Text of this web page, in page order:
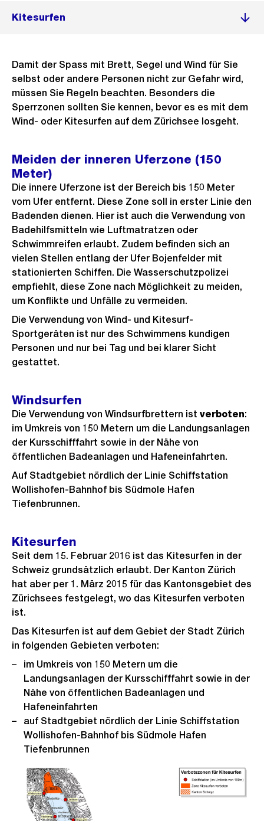
Kitesurfen
Damit der Spass mit Brett, Segel und Wind für Sie
selbst oder andere Personen nicht zur Gefahr wird,
müssen Sie Regeln beachten. Besonders die
Sperrzonen sollten Sie kennen, bevor es es mit dem
Wind- oder Kitesurfen auf dem Zürichsee losgeht.
Meiden der inneren Uferzone (150
Meter)
Die innere Uferzone ist der Bereich bis 150 Meter
vom Ufer entfernt. Diese Zone soll in erster Linie den
Badenden dienen. Hier ist auch die Verwendung von
Badehilfsmitteln wie Luftmatratzen oder
Schwimmreifen erlaubt. Zudem befinden sich an
vielen Stellen entlang der Ufer Bojenfelder mit
stationierten Schiffen. Die Wasserschutzpolizei
empfiehlt, diese Zone nach Möglichkeit zu meiden,
um Konflikte und Unfälle zu vermeiden.
Die Verwendung von Wind- und Kitesurf-
Sportgeräten ist nur des Schwimmens kundigen
Personen und nur bei Tag und bei klarer Sicht
gestattet.
Windsurfen
Die Verwendung von Windsurfbrettern ist verboten:
im Umkreis von 150 Metern um die Landungsanlagen
der Kursschifffahrt sowie in der Nähe von
öffentlichen Badeanlagen und Hafeneinfahrten.
Auf Stadtgebiet nördlich der Linie Schiffstation
Wollishofen-Bahnhof bis Südmole Hafen
Tiefenbrunnen.
Kitesurfen
Seit dem 15. Februar 2016 ist das Kitesurfen in der
Schweiz grundsätzlich erlaubt. Der Kanton Zürich
hat aber per 1. März 2015 für das Kantonsgebiet des
Zürichsees festgelegt, wo das Kitesurfen verboten
ist.
Das Kitesurfen ist auf dem Gebiet der Stadt Zürich
in folgenden Gebieten verboten:
im Umkreis von 150 Metern um die
Landungsanlagen der Kursschifffahrt sowie in der
Nähe von öffentlichen Badeanlagen und
Hafeneinfahrten
auf Stadtgebiet nördlich der Linie Schiffstation
Wollishofen-Bahnhof bis Südmole Hafen
Tiefenbrunnen